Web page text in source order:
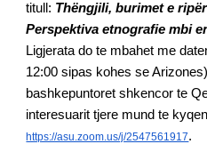
titull: Thëngjili, burimet e
Perspektiva etnografie mbi
Ligjerata do te mbahet me
12:00 sipas kohes se
bashkepuntoret shkencor te
interesuarit tjere mund te
https://asu.zoom.us/j/2547561917.